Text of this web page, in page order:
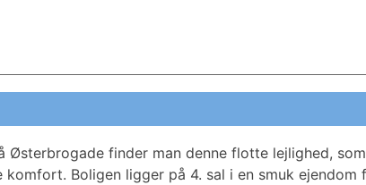
finder man denne flotte lejlighed,
komfort. Boligen ligger på 4. sal i en smuk